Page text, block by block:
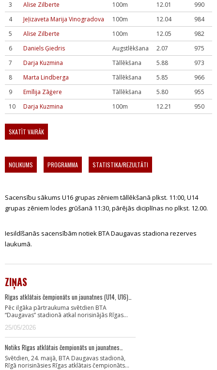
3
Alise Zilberte 100m 12.01
990
4
Jeļizaveta Marija Vinogradova 100m 12.04
984
5
Alise Zilberte 100m 12.05
982
6
Daniels Ģiedris Augstlēkšana 2.07
975
7
Darja Kuzmina Tāllēkšana 5.88
973
8
Marta Lindberga Tāllēkšana 5.85
966
9
Emīlija Zāģere Tāllēkšana 5.80
955
10
Darja Kuzmina 100m 12.21 950
SKATĪT VAIRĀK
NOLIKUMS PROGRAMMA STATISTIKA/REZULTĀTI
Sacensību sākums U16 grupas zēniem tāllēkšanā plkst. 11:00, U14
grupas zēniem lodes grūšanā 11:30, pārējās diciplīnas no plkst. 12.00.
Iesildīšanās sacensībām notiek BTA Daugavas stadiona rezerves
laukumā.
ZIŅAS
Rīgas atklātais čempionāts un jaunatnes (U14, U16)…
Pēc ilgāka pārtraukuma svētdien BTA
“Daugavas” stadionā atkal norisinājās Rīgas…
25/05/2026
Notiks Rīgas atklātais čempionāts un jaunatnes…
Svētdien, 24. maijā, BTA Daugavas stadionā,
Rīgā norisināsies Rīgas atklātais čempionāts…